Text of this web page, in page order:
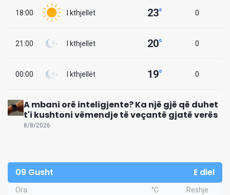
18:00 I kthjellët 23° 0
21:00 I kthjellët 20° 0
00:00 I kthjellët 19° 0
A mbani orë inteligjente? Ka një gjë që duhet
t'i kushtoni vëmendje të veçantë gjatë verës
8/8/2026
09 Gusht E diel
Ora °C Reshje